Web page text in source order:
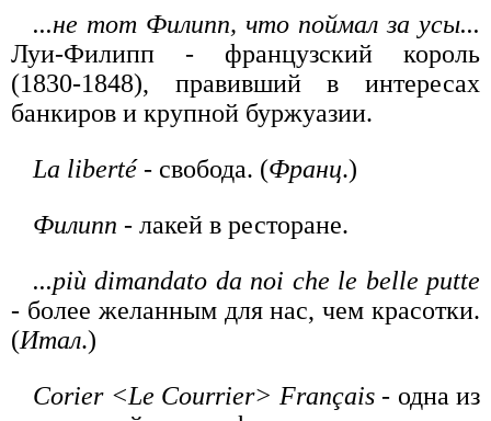
...не тот Филипп, что поймал за усы...
Луи-Филипп - французский король
(1830-1848), правивший в интересах
банкиров и крупной буржуазии.
La liberté- свобода. (Франц.)
Филипп - лакей в ресторане.
...più dimandato da noi che le belle putte
- более желанным для нас, чем красотки.
(Итал.)
Corier <Le Courrier> Français - одна из